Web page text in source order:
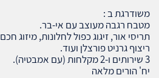
משודרגת ב :
מטבח רגבה מעוצב עם אי-בר.
תריסי אור, זיגוג כפול לחלונות, מיזוג
ריצוף גרניט פורצלן ועוד.
3 שירותים ו-2 מקלחות (עם אמבטיה).
יח' הורים מלאה